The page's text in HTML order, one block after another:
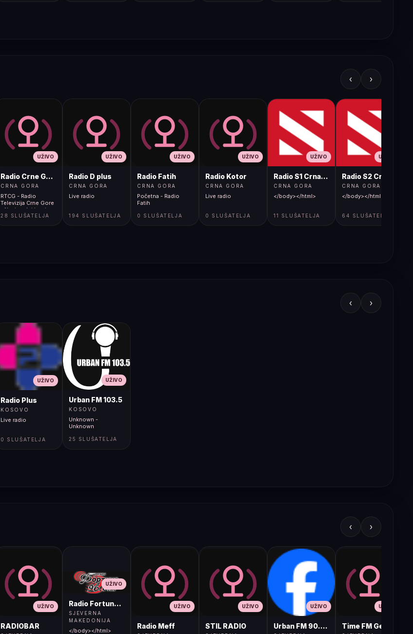
‹ ›
UŽIVO
Radio Crne Gore 1
CRNA GORA
RTCG - Radio
Televizija Crne Gore
- Nacionalni javni
servis
28 SLUŠATELJA
UŽIVO
Radio D plus
CRNA GORA
Live radio
194 SLUŠATELJA
UŽIVO
Radio Fatih
CRNA GORA
Početna - Radio
Fatih
0 SLUŠATELJA
UŽIVO
Radio Kotor
CRNA GORA
Live radio
0 SLUŠATELJA
UŽIVO
Radio S1 Crna Gora
CRNA GORA
</body></html>
11 SLUŠATELJA
UŽIVO
Radio S2 Crna Gora
CRNA GORA
</body></html>
64 SLUŠATELJA
‹ ›
UŽIVO
Radio Plus
KOSOVO
Live radio
0 SLUŠATELJA
UŽIVO
Urban FM 103.5
KOSOVO
Unknown -
Unknown
25 SLUŠATELJA
‹ ›
UŽIVO
RADIOBAR
UŽIVO
Radio Fortuna 96.8 FM
SJEVERNA
MAKEDONIJA
</body></html>
UŽIVO
Radio Meff
UŽIVO
STIL RADIO
UŽIVO
Urban FM 90.8 Skopje
UŽIVO
Time FM Gevgelija